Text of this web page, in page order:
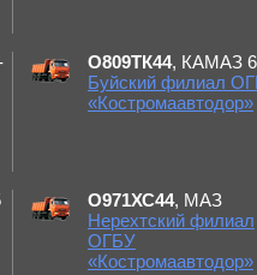
О809ТК44, КАМАЗ
Буйский филиал
«Костромаавтодор»
О971ХС44, МАЗ
Нерехтский филиал
ОГБУ
«Костромаавтодор»